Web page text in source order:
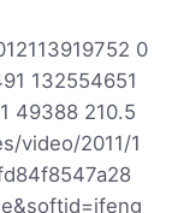
0
132554651
49388 210.5
video/2011/1